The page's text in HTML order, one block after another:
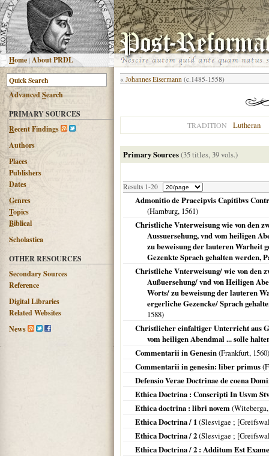
Home |About PRDL
AdvancedSearch
PRIMARY SOURCES
Recent Findings
Authors
Places
Publishers
Dates
Genres
Topics
Biblical
Scholastica
OTHER RESOURCES
Secondary Sources
Reference
Digital Libraries
Related Websites
News
« Johannes Eisermann (c.1485-1558)
TRADITION Lutheran
Primary Sources(35 titles, 39 vols.)
Results 1-20
Admonitio de Praecipvis Capitibvs
(Hamburg, 1561)
Christliche Vnterweisung wie von den
Aussuersehung, vnd vom heiligen
zu beweisung der lauteren Warheit
Gezenkte Sprach gehalten werden,
Christliche Vnterweisung/ wie von
Außuersehung/ vnd von Heiligen
Worts/ zu beweisung der lauteren
ergerliche Gezencke/ Sprach
1588)
Christlicher einfaltiger Unterricht aus
vom heiligen Abendmal ... solle
Commentarii in Genesin(Frankfurt, 1560)
Commentarii in genesin: liber primus(
Defensio Verae Doctrinae de coena
Ethica Doctrina : Conscripti In Usvm
Ethica doctrina : libri novem(Witeberga
Ethica Doctrina / 1(Slesvigae ;
Ethica Doctrina / 2(Slesvigae ;
Ethica Doctrina / 2 : Additum Est